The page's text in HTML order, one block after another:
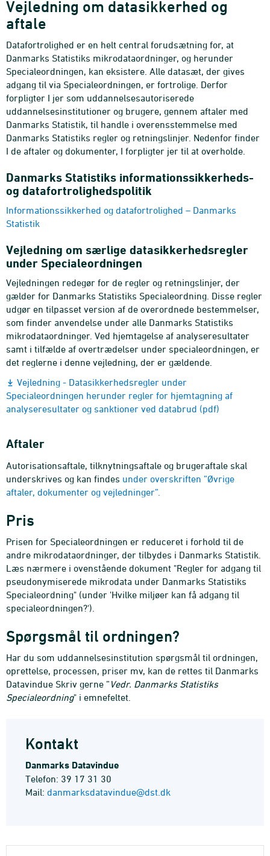
Vejledning om datasikkerhed og
aftale
Datafortrolighed er en helt central forudsætning for, at
Danmarks Statistiks mikrodataordninger, og herunder
Specialeordningen, kan eksistere. Alle datasæt, der gives
adgang til via Specialeordningen, er fortrolige. Derfor
forpligter I jer som uddannelsesautoriserede
uddannelsesinstitutioner og brugere, gennem aftaler med
Danmarks Statistik, til handle i overensstemmelse med
Danmarks Statistiks regler og retningslinjer. Nedenfor finder
I de aftaler og dokumenter, I forpligter jer til at overholde.
Danmarks Statistiks informationssikkerheds-
og datafortrolighedspolitik
Informationssikkerhed og datafortrolighed – Danmarks
Statistik
Vejledning om særlige datasikkerhedsregler
under Specialeordningen
Vejledningen redegør for de regler og retningslinjer, der
gælder for Danmarks Statistiks Specialeordning. Disse regler
udgør en tilpasset version af de overordnede bestemmelser,
som finder anvendelse under alle Danmarks Statistiks
mikrodataordninger. Ved hjemtagelse af analyseresultater
samt i tilfælde af overtrædelser under specialeordningen, er
det reglerne i denne vejledning, der er gældende.
Vejledning - Datasikkerhedsregler under
Specialeordningen herunder regler for hjemtagning af
analyseresultater og sanktioner ved databrud (pdf)
Aftaler
Autorisationsaftale, tilknytningsaftale og brugeraftale skal
underskrives og kan findes under overskriften ”Øvrige
aftaler, dokumenter og vejledninger”.
Pris
Prisen for Specialeordningen er reduceret i forhold til de
andre mikrodataordninger, der tilbydes i Danmarks Statistik.
Læs nærmere i ovenstående dokument "Regler for adgang til
pseudonymiserede mikrodata under Danmarks Statistiks
Specialeordning" (under 'Hvilke miljøer kan få adgang til
specialeordningen?').
Spørgsmål til ordningen?
Har du som uddannelsesinstitution spørgsmål til ordningen,
oprettelse, processen, priser mv, kan de rettes til Danmarks
Datavindue Skriv gerne ” Vedr. Danmarks Statistiks
Specialeordning" i emnefeltet.
Kontakt
Danmarks Datavindue
Telefon: 39 17 31 30
Mail: danmarksdatavindue@dst.dk